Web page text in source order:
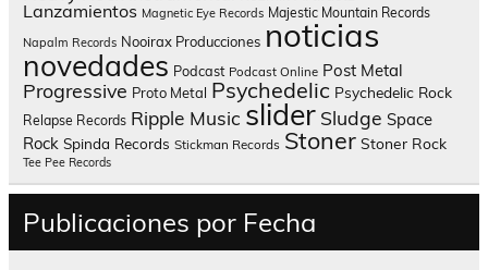
Lanzamientos Magnetic Eye Records Majestic Mountain Records
Napalm Records Nooirax Producciones noticias
novedades Podcast Podcast Online Post Metal
Progressive Proto Metal Psychedelic Psychedelic Rock
Relapse Records Ripple Music slider Sludge Space
Rock Spinda Records Stickman Records Stoner Stoner Rock
Tee Pee Records
Publicaciones por Fecha